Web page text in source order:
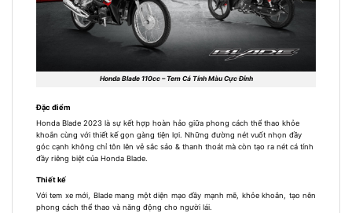
Honda Blade 110cc – Tem Cá Tính Màu Cực Đỉnh
Đặc điểm
Honda Blade 2023 là sự kết hợp hoàn hảo giữa phong cách thể thao khỏe
khoắn cùng với thiết kế gọn gàng tiện lợi. Những đường nét vuốt nhọn đầy
góc cạnh không chỉ tôn lên vẻ sắc sảo & thanh thoát mà còn tạo ra nét cá tính
đầy riêng biệt của Honda Blade.
Thiết kế
Với tem xe mới, Blade mang một diện mạo đầy mạnh mẽ, khỏe khoắn, tạo nên
phong cách thể thao và năng động cho người lái.